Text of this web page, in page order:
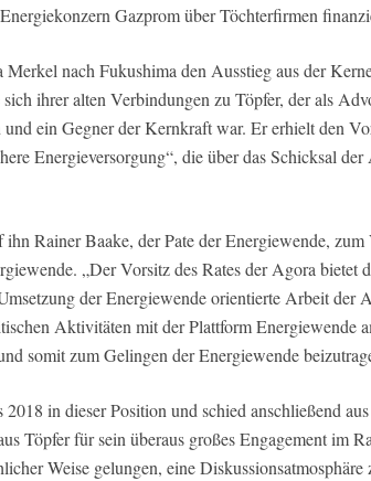
Gazprom über Töchterfirmen
nach Fukushima den Ausstieg aus der
sich ihrer alten Verbindungen zu Töpfer, der als
und ein Gegner der Kernkraft war. Er erhielt den
Energieversorgung“, die über das Schicksal
ihn Rainer Baake, der Pate der Energiewende, zum
„Der Vorsitz des Rates der Agora bietet
der Energiewende orientierte Arbeit der
Aktivitäten mit der Plattform Energiewende
somit zum Gelingen der Energiewende
in dieser Position und schied anschließend
Töpfer für sein überaus großes Engagement im
Weise gelungen, eine